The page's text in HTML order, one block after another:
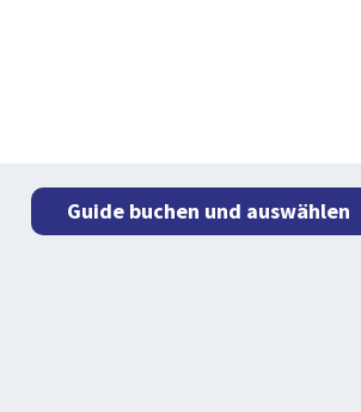
Guide buchen und auswählen